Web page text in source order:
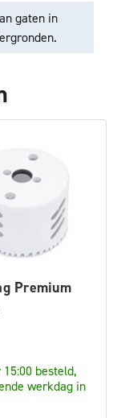
gaten in
Premium
15:00 besteld,
werkdag in